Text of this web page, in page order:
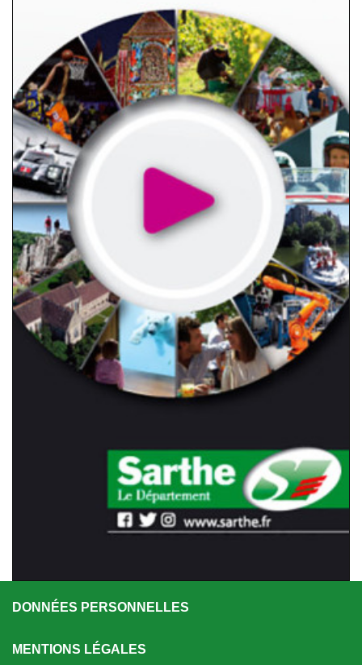
DONNÉES PERSONNELLES
MENTIONS LÉGALES